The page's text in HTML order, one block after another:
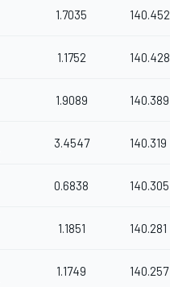
1.7035 140.452
1.1752 140.428
1.9089 140.389
3.4547 140.319
0.6838 140.305
1.1851 140.281
1.1749 140.257